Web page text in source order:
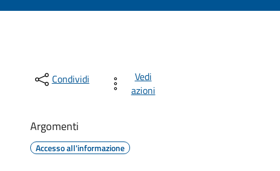
Condividi
Vedi
azioni
Argomenti
Accesso all'informazione